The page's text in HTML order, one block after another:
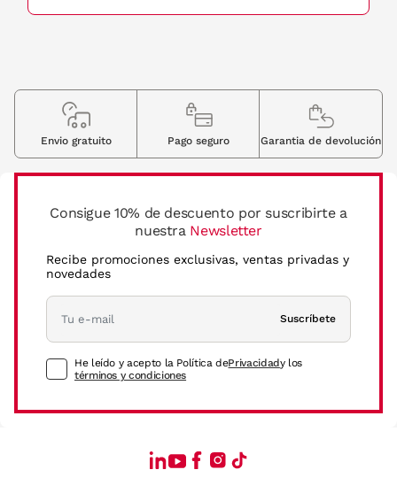
Consigue 10% de descuento por suscribirte a
nuestra Newsletter
Recibe promociones exclusivas, ventas privadas y
novedades
Suscríbete
He leído y acepto la Política dePrivacidady los
términos y condiciones
Envio gratuito Pago seguro Garantia de devolución